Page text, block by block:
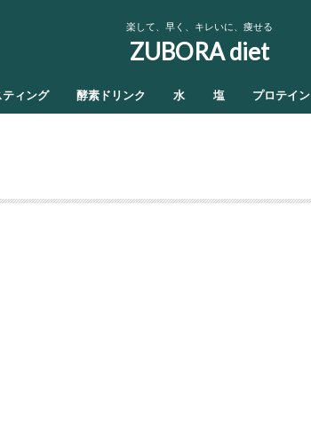
楽して、早く、キレいに、痩せる
ZUBORA diet
ティング 酵素ドリンク 水 塩 プロテイン